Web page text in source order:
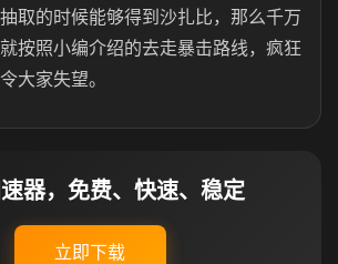
取的时候能够得到沙扎比，那么千万
按照小编介绍的去走暴击路线，疯狂
大家失望。
器，免费、快速、稳定
立即下载